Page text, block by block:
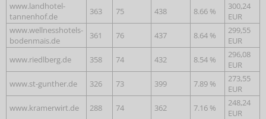
www.landhotel-
tannenhof.de
363 75 438 8.66 %
300,24
EUR
www.wellnesshotels-
bodenmais.de
361 76 437 8.64 %
299,55
EUR
www.riedlberg.de
358 74 432 8.54 %
296,08
EUR
www.st-gunther.de
326 73 399 7.89 %
273,55
EUR
www.kramerwirt.de
288 74 362 7.16 %
248,24
EUR